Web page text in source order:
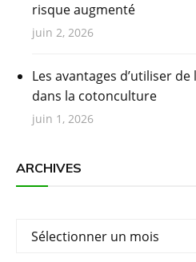
risque augmenté
juin 2, 2026
Les avantages d’utiliser
dans la cotonculture
juin 1, 2026
ARCHIVES
Archives
Sélectionner un mois